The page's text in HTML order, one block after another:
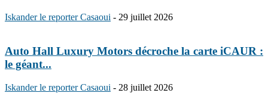
Iskander le reporter Casaoui - 29 juillet 2026
Auto Hall Luxury Motors décroche la carte iCAUR :
le géant...
Iskander le reporter Casaoui - 28 juillet 2026